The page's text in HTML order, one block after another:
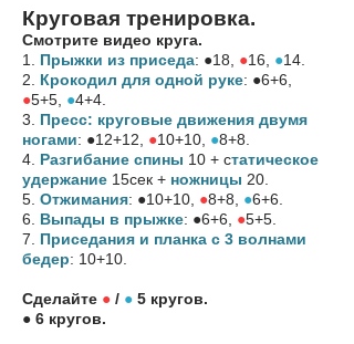
Круговая тренировка.
Смотрите видео круга.
1. Прыжки из приседа: ●18, ●16, ●14.
2. Крокодил для одной руке: ●6+6,
●5+5, ●4+4.
3. Пресс: круговые движения двумя
ногами: ●12+12, ●10+10, ●8+8.
4. Разгибание спины 10 + статическое
удержание 15сек + ножницы 20.
5. Отжимания: ●10+10, ●8+8, ●6+6.
6. Выпады в прыжке: ●6+6, ●5+5.
7. Приседания и планка с 3 волнами
бедер: 10+10.
Сделайте ● / ● 5 кругов.
● 6 кругов.